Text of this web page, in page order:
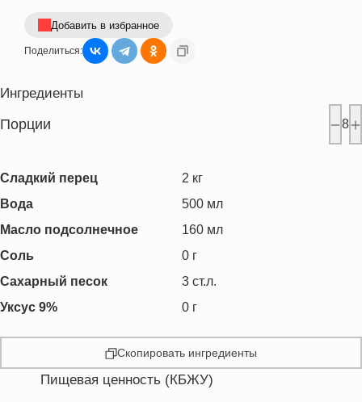
Добавить в избранное
Поделиться:
Ингредиенты
Порции 8
Сладкий перец 2 кг
Вода
500 мл
Масло подсолнечное
160 мл
Соль
0 г
Сахарный песок
3 ст.л.
Уксус 9%
0 г
Скопировать ингредиенты
Пищевая ценность (КБЖУ)